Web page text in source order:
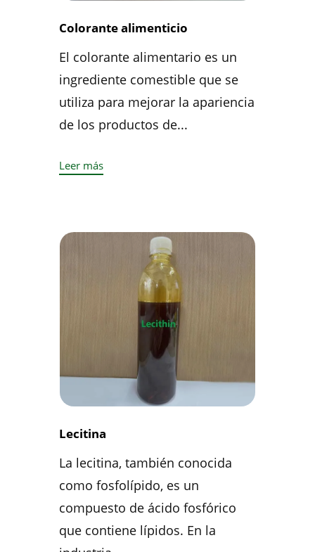
Colorante alimenticio
El colorante alimentario es un
ingrediente comestible que se
utiliza para mejorar la apariencia
de los productos de...
Leer más
Lecitina
La lecitina, también conocida
como fosfolípido, es un
compuesto de ácido fosfórico
que contiene lípidos. En la